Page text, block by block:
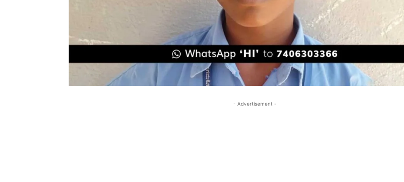
- Advertisement -